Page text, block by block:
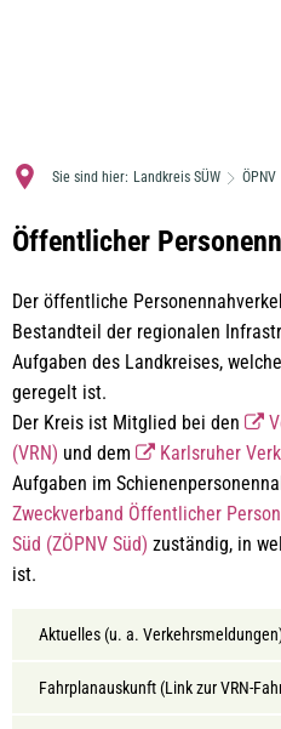
Sie sind hier: Landkreis SÜW ÖPNV
ÖPNV
Landkreis
Südliche
Weinstraße
Fahrpläne
&
Infos
Öffentlicher
Der öffentliche
Bestandteil der regionalen
Aufgaben des Landkreises,
geregelt ist.
Der Kreis ist Mitglied bei den
(VRN) und dem Karlsruher
Aufgaben im
Zweckverband Öffentlicher
Süd (ZÖPNV Süd) zuständig, in
ist.
Aktuelles (u. a.
Fahrplanauskunft (Link zur VRN-